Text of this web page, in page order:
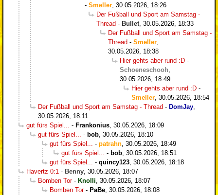
- Smeller 30.05.2026, 18:26
Der Fußball und Sport am Samstag -
Thread - Bullet 30.05.2026, 18:33
Der Fußball und Sport am Samstag -
Thread - Smeller
30.05.2026, 18:38
Hier gehts aber rund :D -
Schoeneschooh
30.05.2026, 18:49
Hier gehts aber rund :D -
Smeller 30.05.2026, 18:54
Der Fußball und Sport am Samstag - Thread - DomJay
30.05.2026, 18:11
gut fürs Spiel...
- Frankonius 30.05.2026, 18:09
gut fürs Spiel...
- bob 30.05.2026, 18:10
gut fürs Spiel...
- patrahn 30.05.2026, 18:49
gut fürs Spiel...
- bob 30.05.2026, 18:51
gut fürs Spiel...
- quincy123 30.05.2026, 18:18
Havertz 0:1 - Benny 30.05.2026, 18:07
Bomben Tor- Knolli 30.05.2026, 18:07
Bomben Tor- PaBe 30.05.2026, 18:08